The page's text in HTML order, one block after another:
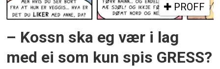
PROFF
– Kossn ska eg vær i lag
med ei som kun spis GRESS?